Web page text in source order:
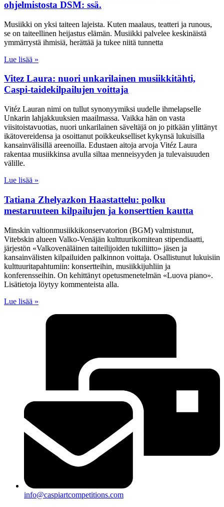
ohjelmistosta DSM: ssä.
Musiikki on yksi taiteen lajeista. Kuten maalaus, teatteri ja runous,
se on taiteellinen heijastus elämän. Musiikki palvelee keskinäistä
ymmärrystä ihmisiä, herättää ja tukee niitä tunnetta
Lue lisää »
Vitez Laura: nuori unkarilainen musiikkitähti,
Caspi-taidekilpailujen voittaja
Vitéz Lauran nimi on tullut synonyymiksi uudelle ihmelapselle
Unkarin lahjakkuuksien maailmassa. Vaikka hän on vasta
viisitoistavuotias, nuori unkarilainen säveltäjä on jo pitkään ylittänyt
ikätovereidensa ja osoittanut poikkeukselliset kykynsä lukuisilla
kansainvälisillä areenoilla. Edustaen aitoja arvoja Vitéz Laura
rakentaa musiikkinsa avulla siltaa menneisyyden ja tulevaisuuden
välille.
Lue lisää »
Tatiana Zhelyazkon Haastattelu: polku
mestaruuteen kilpailujen ja konserttien kautta
Minskin valtionmusiikkikonservatorion (BGM) valmistunut,
Vitebskin alueen Valko-Venäjän kulttuurikomitean stipendiaatti,
järjestön «Valkovenäläinen taiteilijoiden tukiliitto» jäsen ja
kansainvälisten kilpailuiden palkinnon voittaja. Osallistunut lukuisiin
kulttuuritapahtumiin: konsertteihin, musiikkijuhliin ja
konferensseihin. On kehittänyt opetusmenetelmän «Luova piano».
Lisätietoja löytyy kommenteista alla.
Lue lisää »
info@caspiartcompetitions.com